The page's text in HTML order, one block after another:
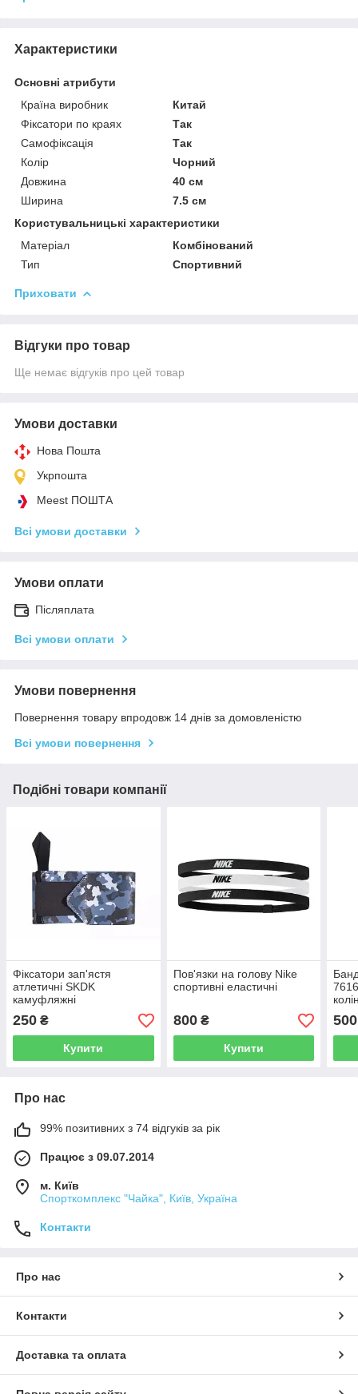
Характеристики
Основні атрибути
Країна виробник
Китай
Фіксатори по краях
Так
Самофіксація
Так
Колір
Чорний
Довжина
40 см
Ширина
7.5 см
Користувальницькі характеристики
Матеріал
Комбінований
Тип
Спортивний
Приховати
Відгуки про товар
Ще немає відгуків про цей товар
Умови доставки
Нова Пошта
Укрпошта
Meest ПОШТА
Всі умови доставки
Умови оплати
Післяплата
Всі умови оплати
Умови повернення
Повернення товару впродовж 14 днів за домовленістю
Всі умови повернення
Подібні товари компанії
Фіксатори зап'ястя
атлетичні SKDK
камуфляжні
250 ₴
Купити
Пов'язки на голову Nike
спортивні еластичні
800₴
Купити
500
Про нас
99% позитивних з 74 відгуків за рік
Працює з 09.07.2014
м. Київ
Спорткомплекс "Чайка", Київ, Україна
Контакти
Про нас
Контакти
Доставка та оплата